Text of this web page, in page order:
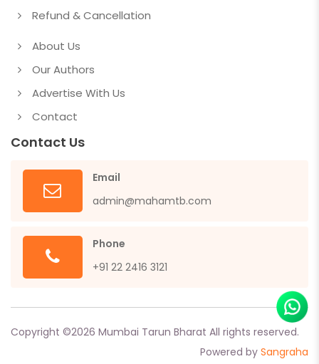
Refund & Cancellation
About Us
Our Authors
Advertise With Us
Contact
Contact Us
Email
admin@mahamtb.com
Phone
+91 22 2416 3121
Copyright ©2026 Mumbai Tarun Bharat All rights reserved.
Powered by Sangraha